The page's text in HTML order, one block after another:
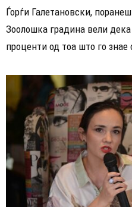
Ѓорѓи Галетановски,
Зоолошка градина вели дека
проценти од тоа што го знае